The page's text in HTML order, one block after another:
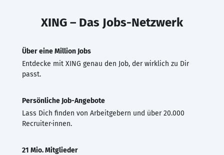
XING – Das Jobs-Netzwerk
Über eine Million Jobs
Entdecke mit XING genau den Job, der wirklich zu Dir
passt.
Persönliche Job-Angebote
Lass Dich finden von Arbeitgebern und über 20.000
Recruiter·innen.
21 Mio. Mitglieder